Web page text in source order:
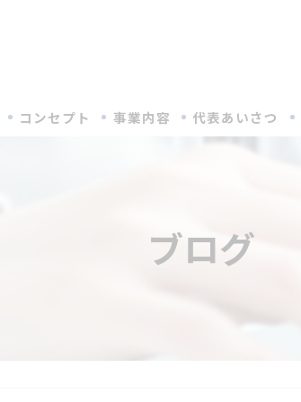
コンセプト 事業内容 代表あいさつ
ブログ